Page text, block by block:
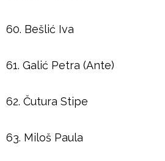
60. Bešlić Iva
61. Galić Petra (Ante)
62. Čutura Stipe
63. Miloš Paula